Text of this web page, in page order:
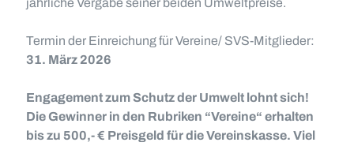
Termin der Einreichung für Vereine/ SVS-Mitglieder:
31. März 2026
Engagement zum Schutz der Umwelt lohnt sich!
Die Gewinner in den Rubriken “Vereine“ erhalten
bis zu 500,- € Preisgeld für die Vereinskasse. Viel